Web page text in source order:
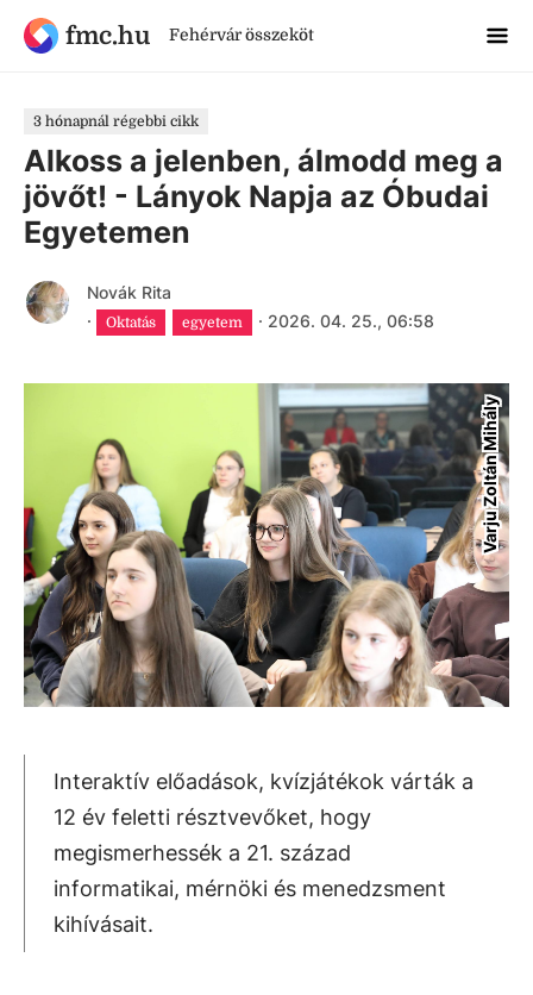
fmc.hu Fehérvár összeköt
3 hónapnál régebbi cikk
Alkoss a jelenben, álmodd meg a
jövőt! - Lányok Napja az Óbudai
Egyetemen
Novák Rita
·
Oktatás egyetem · 2026. 04. 25., 06:58
Varju Zoltán Mihály
Interaktív előadások, kvízjátékok várták a
12 év feletti résztvevőket, hogy
megismerhessék a 21. század
informatikai, mérnöki és menedzsment
kihívásait.